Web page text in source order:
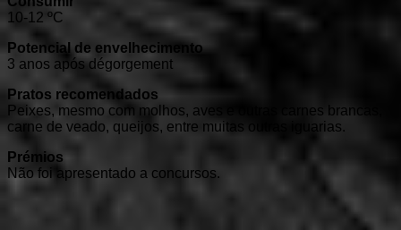
10-12 ºC
Potencial de envelhecimento
3 anos após dégorgement
Pratos recomendados
Peixes, mesmo com molhos, aves e outras carnes brancas,
carne de veado, queijos, entre muitas outras iguarias.
Prémios
Não foi apresentado a concursos.